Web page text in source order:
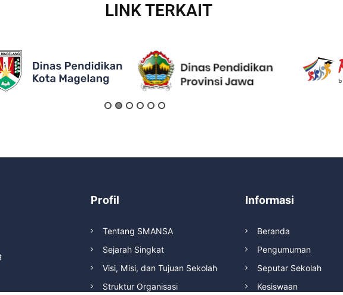
LINK TERKAIT
Profil
Tentang SMANSA
Sejarah Singkat
Visi, Misi, dan Tujuan Sekolah
Struktur Organisasi
Informasi
Beranda
Pengumuman
Seputar Sekolah
Kesiswaan